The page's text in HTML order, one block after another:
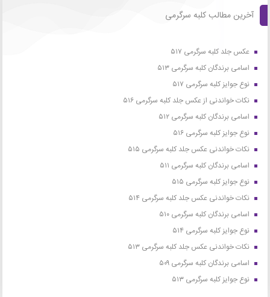
آخرین مطالب کلبه سرگرمی
عکس جلد کلبه سرگرمی ۵۱۷
اسامی برندگان کلبه سرگرمی ۵۱۳
نوع جوایز کلبه سرگرمی ۵۱۷
نکات خواندنی از عکس جلد کلبه سرگرمی ۵۱۶
اسامی برندگان کلبه سرگرمی ۵۱۲
نوع جوایز کلبه سرگرمی ۵۱۶
نکات خواندنی عکس جلد کلبه سرگرمی ۵۱۵
اسامی برندگان کلبه سرگرمی ۵۱۱
نوع جوایز کلبه سرگرمی ۵۱۵
نکات خواندنی عکس جلد کلبه سرگرمی ۵۱۴
اسامی برندگان کلبه سرگرمی ۵۱۰
نوع جوایز کلبه سرگرمی ۵۱۴
نکات خواندنی عکس جلد کلبه سرگرمی ۵۱۳
اسامی برندگان کلبه سرگرمی ۵۰۹
نوع جوایز کلبه سرگرمی ۵۱۳